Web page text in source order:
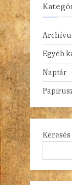
Egyéb
Naptár
Keresés